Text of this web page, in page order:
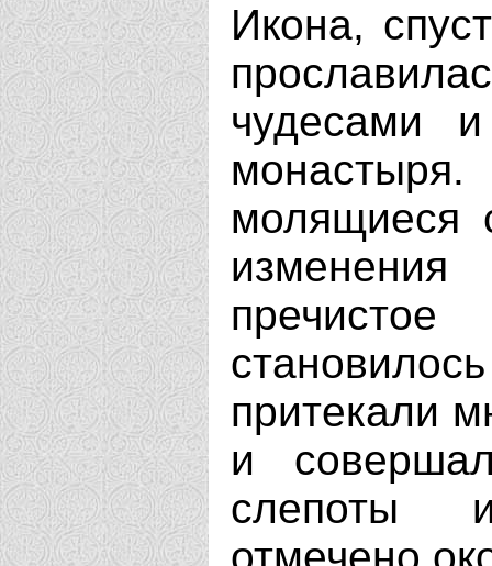
Икона,
чудесами
молящиеся
притекали
и
слепоты